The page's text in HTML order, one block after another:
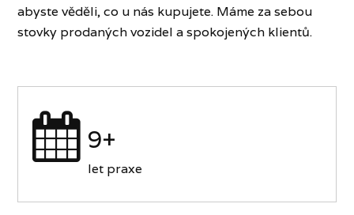
abyste věděli, co u nás kupujete. Máme za sebou
stovky prodaných vozidel a spokojených klientů.
9+
let praxe